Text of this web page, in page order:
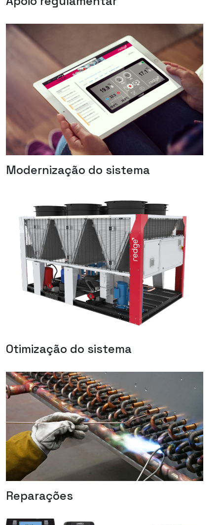
Modernização do sistema
Otimização do sistema
Reparações